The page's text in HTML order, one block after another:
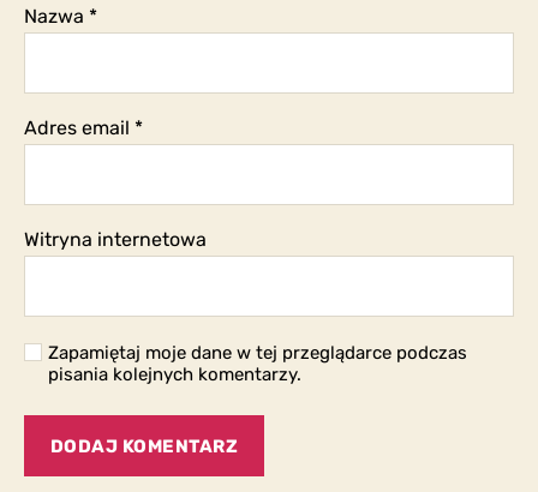
Nazwa *
Adres email *
Witryna internetowa
Zapamiętaj moje dane w tej przeglądarce podczas
pisania kolejnych komentarzy.